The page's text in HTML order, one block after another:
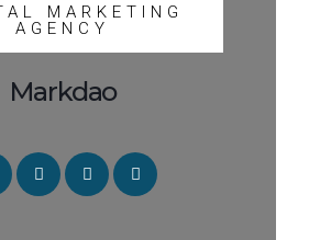
MARKETING
AGENCY
Markdao